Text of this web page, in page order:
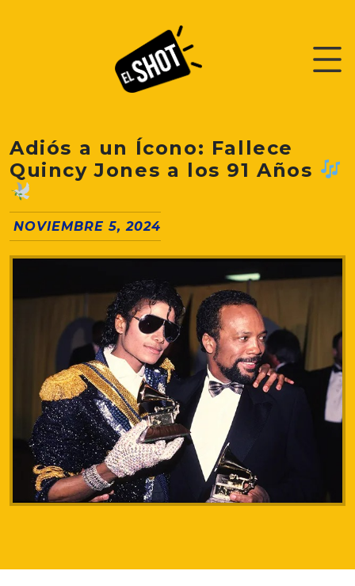
Adiós a un Ícono: Fallece
Quincy Jones a los 91 Años
NOVIEMBRE 5, 2024